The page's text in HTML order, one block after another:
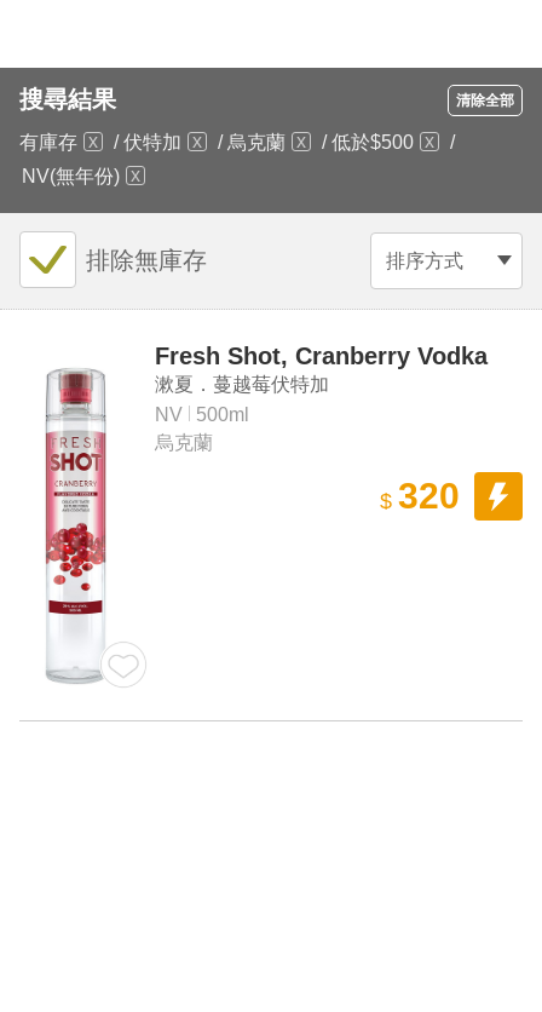
搜尋結果 清除全部
有庫存 / 伏特加 / 烏克蘭 / 低於$500
/
NV(無年份)
排序方式
排除無庫存
Fresh Shot, Cranberry Vodka
漱夏．蔓越莓伏特加
NV
500ml
烏克蘭
$ 320